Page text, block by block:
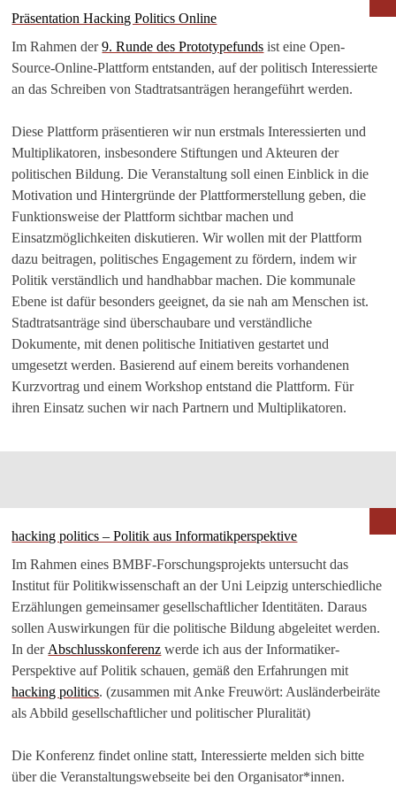
Präsentation Hacking Politics Online
Im Rahmen der9. Runde des Prototypefunds ist eine Open-
Source-Online-Plattform entstanden, auf der politisch Interessierte
an das Schreiben von Stadtratsanträgen herangeführt werden.
Diese Plattform präsentieren wir nun erstmals Interessierten und
Multiplikatoren, insbesondere Stiftungen und Akteuren der
politischen Bildung. Die Veranstaltung soll einen Einblick in die
Motivation und Hintergründe der Plattformerstellung geben, die
Funktionsweise der Plattform sichtbar machen und
Einsatzmöglichkeiten diskutieren. Wir wollen mit der Plattform
dazu beitragen, politisches Engagement zu fördern, indem wir
Politik verständlich und handhabbar machen. Die kommunale
Ebene ist dafür besonders geeignet, da sie nah am Menschen ist.
Stadtratsanträge sind überschaubare und verständliche
Dokumente, mit denen politische Initiativen gestartet und
umgesetzt werden. Basierend auf einem bereits vorhandenen
Kurzvortrag und einem Workshop entstand die Plattform. Für
ihren Einsatz suchen wir nach Partnern und Multiplikatoren.
hacking politics – Politik aus Informatikperspektive
Im Rahmen eines BMBF-Forschungsprojekts untersucht das
Institut für Politikwissenschaft an der Uni Leipzig unterschiedliche
Erzählungen gemeinsamer gesellschaftlicher Identitäten. Daraus
sollen Auswirkungen für die politische Bildung abgeleitet werden.
In der Abschlusskonferenz werde ich aus der Informatiker-
Perspektive auf Politik schauen, gemäß den Erfahrungen mit
hacking politics. (zusammen mit Anke Freuwört: Ausländerbeiräte
als Abbild gesellschaftlicher und politischer Pluralität)
Die Konferenz findet online statt, Interessierte melden sich bitte
über die Veranstaltungswebseite bei den Organisator*innen.